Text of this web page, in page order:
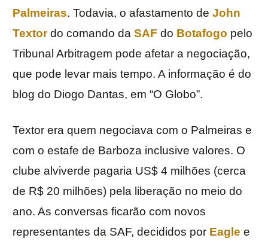
Palmeiras. Todavia, o afastamento de John
Textordo comando da SAF do Botafogo pelo
Tribunal Arbitragem pode afetar a negociação,
que pode levar mais tempo. A informação é do
blog do Diogo Dantas, em “O Globo”.
Textor era quem negociava com o Palmeiras e
com o estafe de Barboza inclusive valores. O
clube alviverde pagaria US$ 4 milhões (cerca
de R$ 20 milhões) pela liberação no meio do
ano. As conversas ficarão com novos
representantes da SAF, decididos por Eagle e